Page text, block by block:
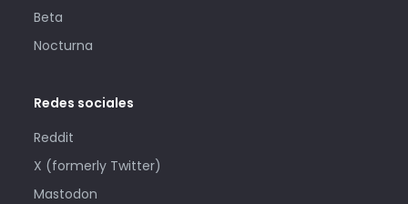
Beta
Nocturna
Redes sociales
Reddit
X (formerly Twitter)
Mastodon